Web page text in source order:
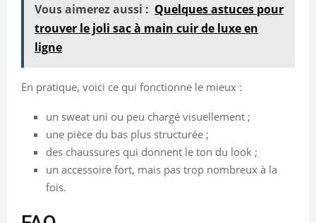
Vous aimerez aussi : Quelques astuces pour
trouver le joli sac à main cuir de luxe en
ligne
En pratique, voici ce qui fonctionne le mieux :
un sweat uni ou peu chargé visuellement ;
une pièce du bas plus structurée ;
des chaussures qui donnent le ton du look ;
un accessoire fort, mais pas trop nombreux à la
fois.